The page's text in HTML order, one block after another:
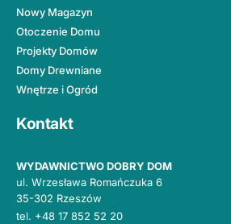
Nowy Magazyn
Otoczenie Domu
Projekty Domów
Domy Drewniane
Wnętrze i Ogród
Kontakt
WYDAWNICTWO DOBRY DOM
ul. Wrzesława Romańczuka 6
35-302 Rzeszów
tel. +48 17 852 52 20